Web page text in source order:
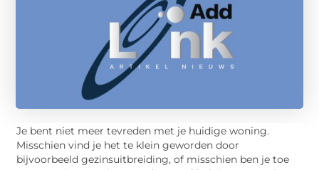
Je bent niet meer tevreden met je huidige woning.
Misschien vind je het te klein geworden door
bijvoorbeeld gezinsuitbreiding, of misschien ben je toe